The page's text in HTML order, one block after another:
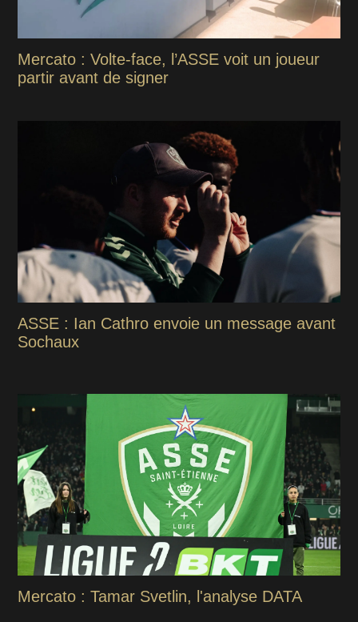
Mercato : Volte-face, l’ASSE voit un joueur
partir avant de signer
ASSE : Ian Cathro envoie un message avant
Sochaux
Mercato : Tamar Svetlin, l'analyse DATA